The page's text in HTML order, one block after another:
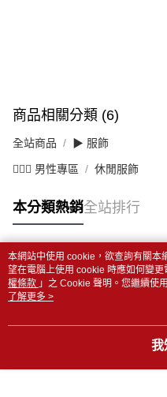
商品相關分類 (6)
全站商品 ▶ 服飾
💁🏻‍♂️ 男性專區 休閒服飾
本分類熱銷全站排行
熱門標籤
本網站中使用 cookie，欲查詢有關本
望在電腦上使用 cookie 時應如何變
權條款 」之 Cookie 聲明。您繼續使
用條款之 Cookie 聲明使用 cookie。
了解更多 >
我